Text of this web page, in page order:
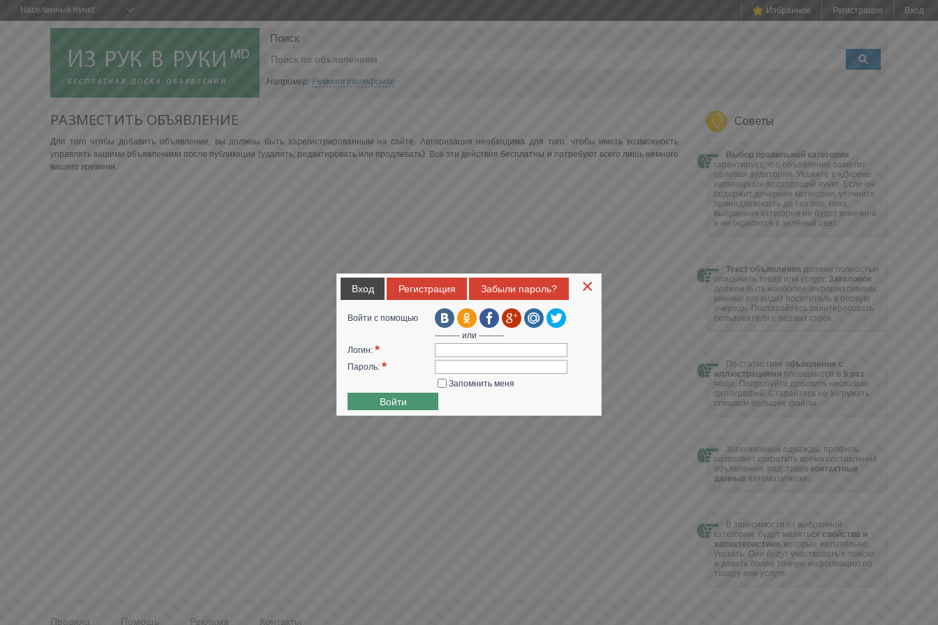
Поиск
Например: Ремонт телефонов
РАЗМЕСТИТЬ ОБЪЯВЛЕНИЕ
Для того чтобы добавить объявление, вы должны быть зарегистрированным на сайте. Авторизация необходима для того, чтобы иметь возможность
управлять вашими объявленими после публикации (удалять, редактировать или продлевать). Все эти действия бесплатны и потребуют всего лишь немного
вашего времени.
Советы
Выбор правильной категории
гарантирует, что объявление заметит
целевая аудитория. Укажите в «Дереве
категорий» подходящий пункт. Если он
содержит дочерние категории, уточните
принадлежность до тех пор, пока
выбранная категория не будет конечной
и не окрасится в зелёный цвет.
Текст объявления должен полностью
описывать товар или услугу. Заголовок
должен быть наиболее информативным,
именно его видит посетитель в первую
очередь. Постарайтесь заинтересовать
пользователя с первых строк.
По статистике объявления с
иллюстрациями посещаются в 5 раз
чаще. Попробуйте добавить несколько
фотографий. Cтарайтесь не загружать
слишком большие файлы.
Заполненный однажды, профиль
позволяет сократить время составления
объявления, подставив контактные
данные автоматически.
В зависимости от выбранной
категории, будут меняться свойства и
характеристики, которые желательно
указать. Они будут участвовать в поиске
и давать более точную информацию по
товару или услуге.
Правила Помощь Реклама Контакты
Населенный пункт Избранное Регистрация Вход
×
Вход Регистрация Забыли пароль?
Войти с помощью
--------- или ---------
Логин: *
Пароль: *
Запомнить меня